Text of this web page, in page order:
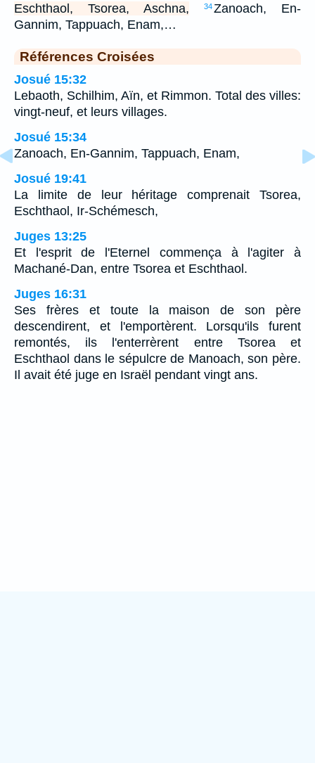
Eschthaol, Tsorea, Aschna,
34Zanoach, En-
Gannim, Tappuach, Enam,…
Références Croisées
Josué 15:32
Lebaoth, Schilhim, Aïn, et Rimmon. Total des villes:
vingt-neuf, et leurs villages.
Josué 15:34
Zanoach, En-Gannim, Tappuach, Enam,
Josué 19:41
La limite de leur héritage comprenait Tsorea,
Eschthaol, Ir-Schémesch,
Juges 13:25
Et l'esprit de l'Eternel commença à l'agiter à
Machané-Dan, entre Tsorea et Eschthaol.
Juges 16:31
Ses frères et toute la maison de son père
descendirent, et l'emportèrent. Lorsqu'ils furent
remontés, ils l'enterrèrent entre Tsorea et
Eschthaol dans le sépulcre de Manoach, son père.
Il avait été juge en Israël pendant vingt ans.